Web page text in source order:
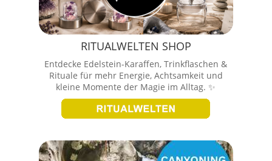
RITUALWELTEN SHOP
Entdecke Edelstein-Karaffen, Trinkflaschen &
Rituale für mehr Energie, Achtsamkeit und
kleine Momente der Magie im Alltag. ✨